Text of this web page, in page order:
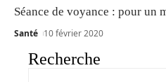
Séance de voyance : pour un
Santé 10 février 2020
Recherche